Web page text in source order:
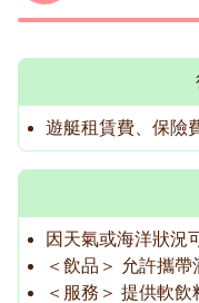
遊艇租賃費、保險
因天氣或海洋狀況
＜飲品＞ 允許攜帶
＜服務＞ 提供軟飲